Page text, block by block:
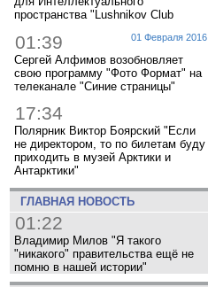
пространства "Lushnikov Club
01 Февраля 2016
01:39
Сергей Алфимов возобновляет
свою программу "Фото Формат" на
телеканале "Синие страницы"
17:34
Полярник Виктор Боярский "Если
не директором, то по билетам буду
приходить в музей Арктики и
Антарктики"
ГЛАВНАЯ НОВОСТЬ
01:22
Владимир Милов "Я такого
"никакого" правительства ещё не
помню в нашей истории"